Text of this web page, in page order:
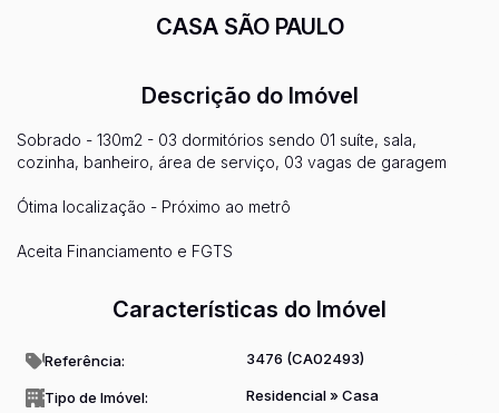
CASA SÃO PAULO
Descrição do Imóvel
Sobrado - 130m2 - 03 dormitórios sendo 01 suíte, sala,
cozinha, banheiro, área de serviço, 03 vagas de garagem
Ótima localização - Próximo ao metrô
Aceita Financiamento e FGTS
Características do Imóvel
Referência: 3476 (CA02493)
Tipo de Imóvel: Residencial» Casa